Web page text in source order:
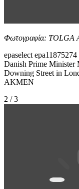
Φωτογραφία: TOLGA
epaselect
Danish Prime Minister
Downing Street in
AKMEN
2 / 3